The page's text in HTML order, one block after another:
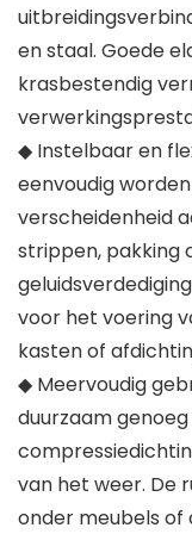
en staal. Goede
krasbestendig
◆ Instelbaar en
eenvoudig
verscheidenheid
strippen, pakking
voor het voering
kasten of
◆ Meervoudig
duurzaam
van het weer. De
onder meubels